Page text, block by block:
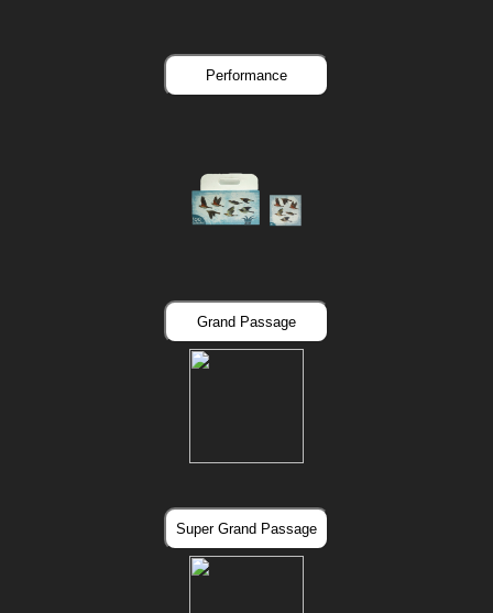
Performance
Grand Passage
Super Grand Passage